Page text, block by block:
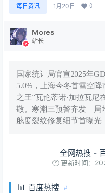
每日资讯 1月20日 0
Mores
站长
国家统计局官宣2025年
5.0%，上海今冬首雪空
之王”瓦伦蒂诺·加拉瓦尼
敬。寒潮三预警齐发，
舷窗裂纹修复细节首曝
全网热搜 -
🕐 更新时间：
📊 百度热搜 #